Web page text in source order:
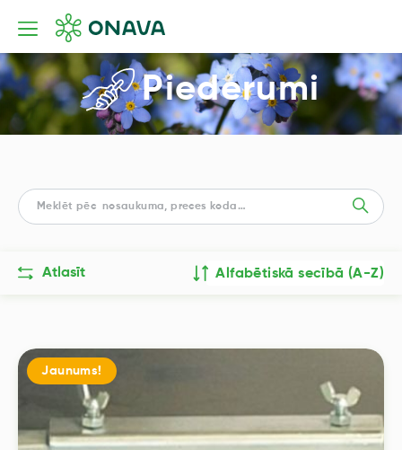
Piederumi
Atlasīt Alfabētiskā secībā (A-Z)